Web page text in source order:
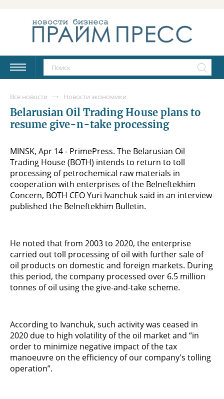
Все новости Новости экономики
Belarusian Oil Trading House plans to
resume give-n-take processing
MINSK, Apr 14 - PrimePress. The Belarusian Oil
Trading House (BOTH) intends to return to toll
processing of petrochemical raw materials in
cooperation with enterprises of the Belneftekhim
Concern, BOTH CEO Yuri Ivanchuk said in an interview
published the Belneftekhim Bulletin.
He noted that from 2003 to 2020, the enterprise
carried out toll processing of oil with further sale of
oil products on domestic and foreign markets. During
this period, the company processed over 6.5 million
tonnes of oil using the give-and-take scheme.
According to Ivanchuk, such activity was ceased in
2020 due to high volatility of the oil market and “in
order to minimize negative impact of the tax
manoeuvre on the efficiency of our company's tolling
operation”.